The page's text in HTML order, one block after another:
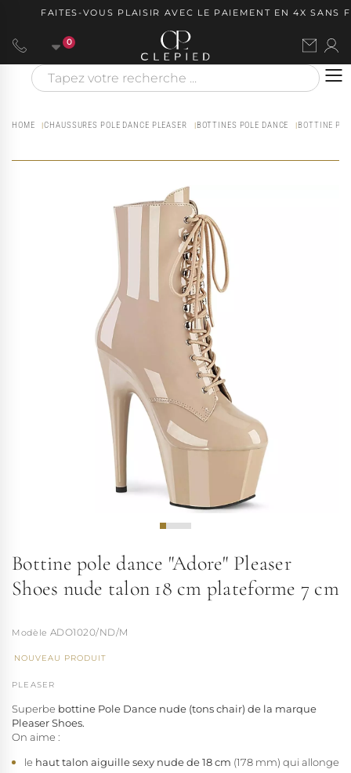
FAITES-VOUS PLAISIR AVEC LE PAIEMENT EN 4X SANS
0
HOME CHAUSSURES POLE DANCE PLEASER BOTTINES POLE DANCE
Bottine pole dance "Adore" Pleaser
Shoes nude talon 18 cm plateforme 7 cm
ADO1020/ND/M
NOUVEAU PRODUIT
PLEASER
Superbe bottine Pole Dance nude (tons chair) de la marque
Pleaser Shoes.
On aime :
le haut talon aiguille sexy nude de 18 cm (178 mm) qui allonge